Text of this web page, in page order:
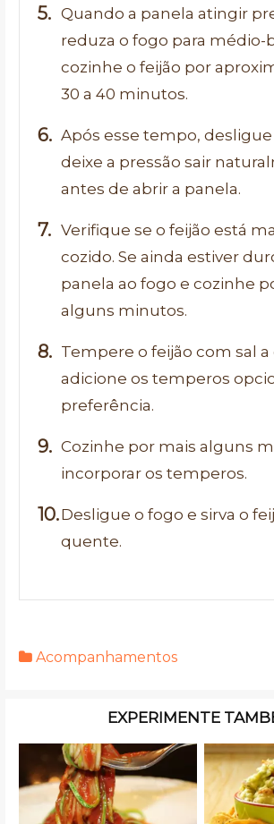
Quando a panela atingir
reduza o fogo para médio-
cozinhe o feijão por
30 a 40 minutos.
Após esse tempo,
deixe a pressão sair
antes de abrir a panela.
Verifique se o feijão está
cozido. Se ainda estiver
panela ao fogo e cozinhe
alguns minutos.
Tempere o feijão com sal a
adicione os temperos
preferência.
Cozinhe por mais alguns
incorporar os temperos.
Desligue o fogo e sirva o
quente.
Acompanhamentos
EXPERIMENTE